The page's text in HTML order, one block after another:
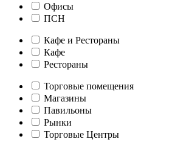
Офисы
ПСН
Кафе и Рестораны
Кафе
Рестораны
Торговые помещения
Магазины
Павильоны
Рынки
Торговые Центры